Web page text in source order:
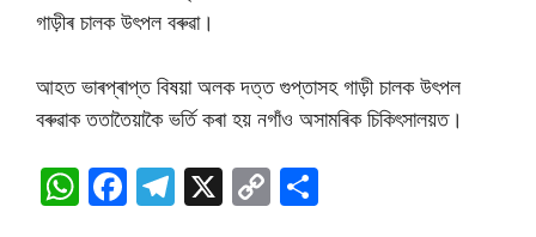
গাড়ীৰ চালক উৎপল বৰুৱা।
আহত ভাৰপ্ৰাপ্ত বিষয়া অলক দত্ত গুপ্তাসহ গাড়ী চালক উৎপল
বৰুৱাক ততাতৈয়াকৈ ভৰ্তি কৰা হয় নগাঁও অসামৰিক চিকিৎসালয়ত।
W F
T
X
C